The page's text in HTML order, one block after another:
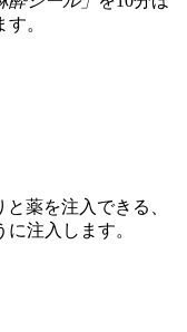
。
と薬を注入できる、
注入します。